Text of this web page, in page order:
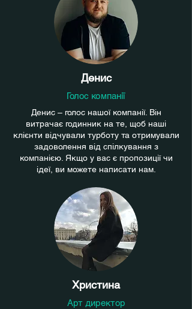
Денис
Голос компанії
Денис – голос нашої компанії. Він
витрачає годинник на те, щоб наші
клієнти відчували турботу та отримували
задоволення від спілкування з
компанією. Якщо у вас є пропозиції чи
ідеї, ви можете написати нам.
Христина
Арт директор